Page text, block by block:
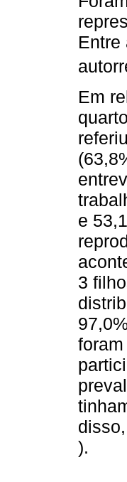
Entre
Em
e
3
).